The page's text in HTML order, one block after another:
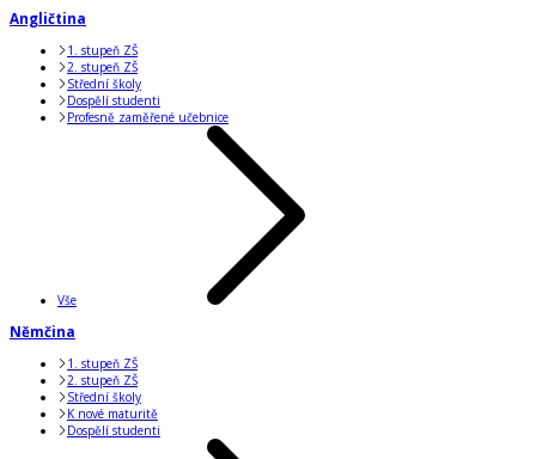
Angličtina
1. stupeň ZŠ
2. stupeň ZŠ
Střední školy
Dospělí studenti
Profesně zaměřené učebnice
Vše
Němčina
1. stupeň ZŠ
2. stupeň ZŠ
Střední školy
K nové maturitě
Dospělí studenti